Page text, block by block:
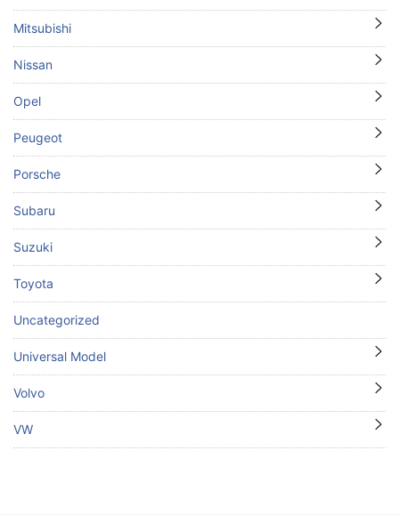
Mitsubishi
Nissan
Opel
Peugeot
Porsche
Subaru
Suzuki
Toyota
Uncategorized
Universal Model
Volvo
VW